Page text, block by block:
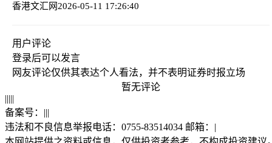
香港文汇网2026-05-11 17:26:40
用户评论
登录后可以发言
网友评论仅供其表达个人看法，并不表明证券时报立场
暂无评论
|||||
备案号： |||
违法和不良信息举报电话：0755-83514034 邮箱： |